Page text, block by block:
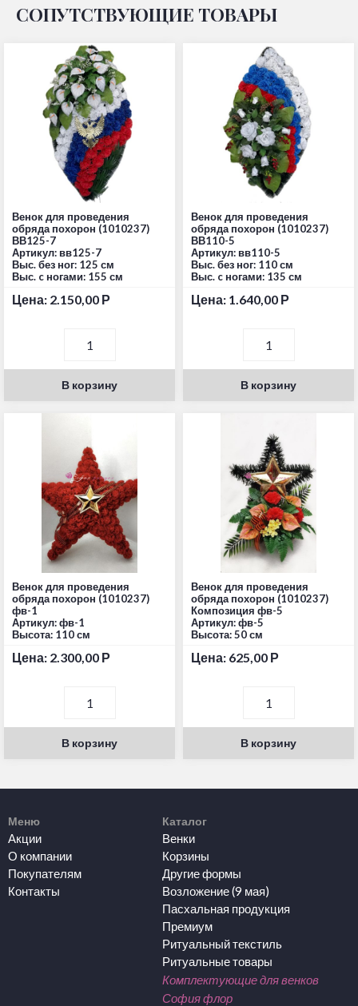
СОПУТСТВУЮЩИЕ ТОВАРЫ
Венок для проведения
обряда похорон (1010237)
ВВ125-7
Артикул: вв125-7
Выс. без ног: 125 см
Выс. c ногами: 155 см
Цена: 2.150,00 Р
В корзину
Венок для проведения
обряда похорон (1010237)
ВВ110-5
Артикул: вв110-5
Выс. без ног: 110 см
Выс. c ногами: 135 см
Цена: 1.640,00 Р
В корзину
Венок для проведения
обряда похорон (1010237)
фв-1
Артикул: фв-1
Высота: 110 см
Цена: 2.300,00 Р
В корзину
Венок для проведения
обряда похорон (1010237)
Композиция фв-5
Артикул: фв-5
Высота: 50 см
Цена: 625,00 Р
В корзину
Меню
Акции
О компании
Покупателям
Контакты
Каталог
Венки
Корзины
Другие формы
Возложение (9 мая)
Пасхальная продукция
Премиум
Ритуальный текстиль
Ритуальные товары
Комплектующие для венков
София флор